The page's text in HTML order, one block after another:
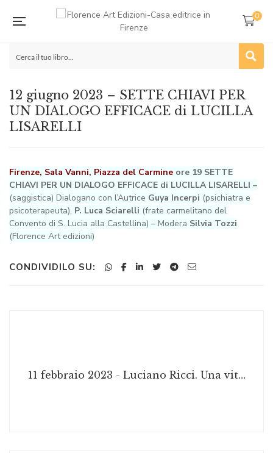
0
12 giugno 2023 – SETTE CHIAVI PER
UN DIALOGO EFFICACE di LUCILLA
LISARELLI
Firenze, Sala Vanni, Piazza del Carmine ore 19 SETTE
CHIAVI PER UN DIALOGO EFFICACE di LUCILLA LISARELLI –
(saggistica) Dialogano con l’Autrice Guya Incerpi (psichiatra e
psicoterapeuta), P. Luca Sciarelli (frate carmelitano del
Convento di S. Lucia alla Castellina) – Modera Silvia Tozzi
(Florence Art edizioni)
CONDIVIDILO SU:
11 febbraio 2023 - Luciano Ricci. Una vita per la fotografia